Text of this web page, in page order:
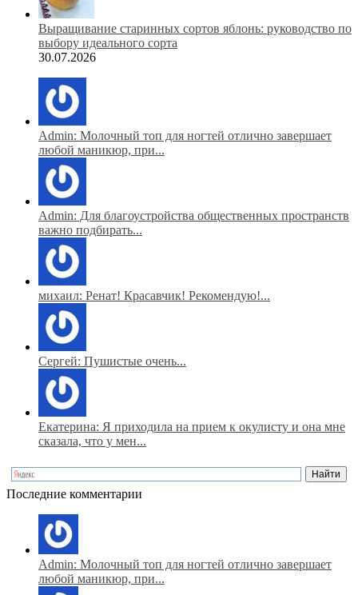
Выращивание старинных сортов яблонь: руководство по
выбору идеального сорта
30.07.2026
Admin: Молочный топ для ногтей отлично завершает
любой маникюр, при...
Admin: Для благоустройства общественных пространств
важно подбирать...
михаил: Ренат! Красавчик! Рекомендую!...
Сергей: Пушистые очень...
Екатерина: Я приходила на прием к окулисту и она мне
сказала, что у мен...
Последние комментарии
Admin: Молочный топ для ногтей отлично завершает
любой маникюр, при...